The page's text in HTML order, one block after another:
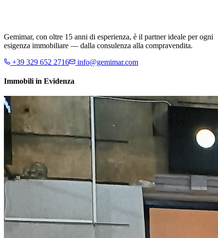
Gemimar, con oltre 15 anni di esperienza, è il partner ideale per ogni
esigenza immobiliare — dalla consulenza alla compravendita.
+39 329 652 2716
info@gemimar.com
Immobili in Evidenza